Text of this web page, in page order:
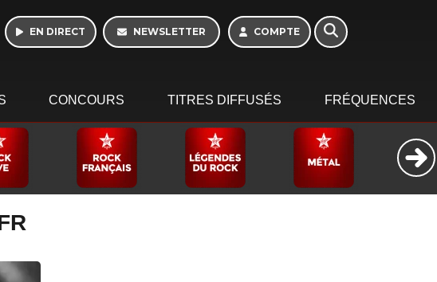
EN DIRECT NEWSLETTER COMPTE
CONCOURS TITRES DIFFUSÉS FRÉQUENCES